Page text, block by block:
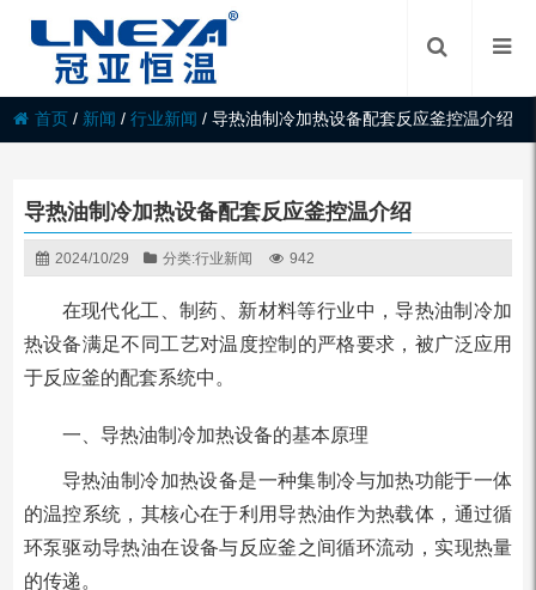
首页 / 新闻 /行业新闻 /导热油制冷加热设备配套反应釜控温介绍
导热油制冷加热设备配套反应釜控温介绍
2024/10/29 分类:行业新闻 942
在现代化工、制药、新材料等行业中，导热油制冷加
热设备满足不同工艺对温度控制的严格要求，被广泛应用
于反应釜的配套系统中。
一、导热油制冷加热设备的基本原理
导热油制冷加热设备是一种集制冷与加热功能于一体
的温控系统，其核心在于利用导热油作为热载体，通过循
环泵驱动导热油在设备与反应釜之间循环流动，实现热量
的传递。